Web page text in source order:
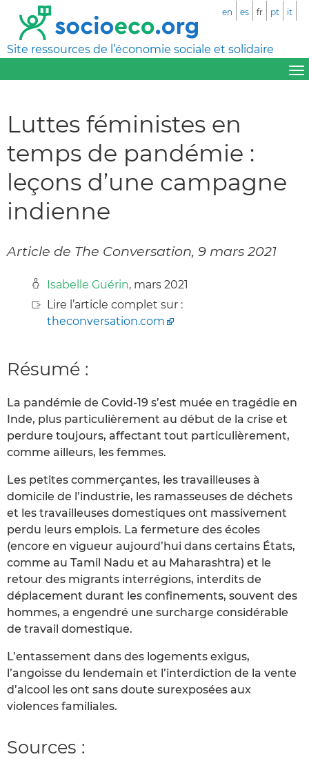
Site ressources de l’économie sociale et solidaire
en es fr pt it
Luttes féministes en
temps de pandémie :
leçons d’une campagne
indienne
Article de The Conversation, 9 mars 2021
Isabelle Guérin, mars 2021
Lire l’article complet sur :
theconversation.com
Résumé :
La pandémie de Covid-19 s’est muée en tragédie en
Inde, plus particulièrement au début de la crise et
perdure toujours, affectant tout particulièrement,
comme ailleurs, les femmes.
Les petites commerçantes, les travailleuses à
domicile de l’industrie, les ramasseuses de déchets
et les travailleuses domestiques ont massivement
perdu leurs emplois. La fermeture des écoles
(encore en vigueur aujourd’hui dans certains États,
comme au Tamil Nadu et au Maharashtra) et le
retour des migrants interrégions, interdits de
déplacement durant les confinements, souvent des
hommes, a engendré une surcharge considérable
de travail domestique.
L’entassement dans des logements exigus,
l’angoisse du lendemain et l’interdiction de la vente
d’alcool les ont sans doute surexposées aux
violences familiales.
Sources :